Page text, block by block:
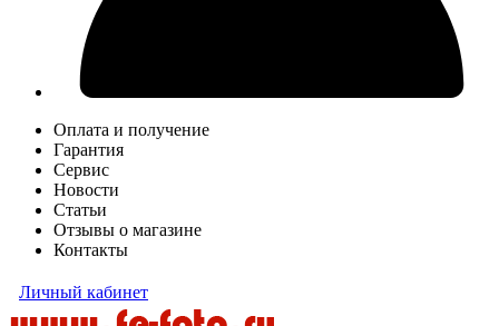
Оплата и получение
Гарантия
Сервис
Новости
Статьи
Отзывы о магазине
Контакты
Личный кабинет